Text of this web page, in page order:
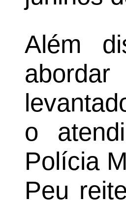
Além
o
Polícia
Peu